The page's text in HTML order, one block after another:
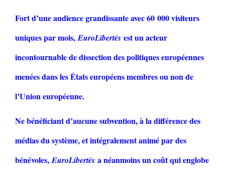
Fort d’une audience grandissante avec 60 000 visiteurs
uniques par mois,EuroLibertés est un acteur
incontournable de dissection des politiques européennes
menées dans les États européens membres ou non de
l’Union européenne.
Ne bénéficiant d’aucune subvention, à la différence des
médias du système, et intégralement animé par des
bénévoles,EuroLibertés a néanmoins un coût qui englobe